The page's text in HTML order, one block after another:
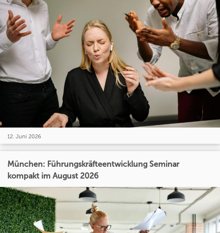
12. Juni 2026
München: Führungskräfteentwicklung Seminar
kompakt im August 2026